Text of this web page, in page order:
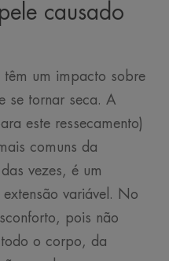
causado
têm um impacto sobre
se tornar seca. A
este ressecamento)
comuns da
vezes, é um
variável. No
pois não
o corpo, da